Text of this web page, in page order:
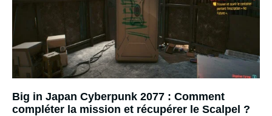
Big in Japan Cyberpunk 2077 : Comment
compléter la mission et récupérer le Scalpel ?